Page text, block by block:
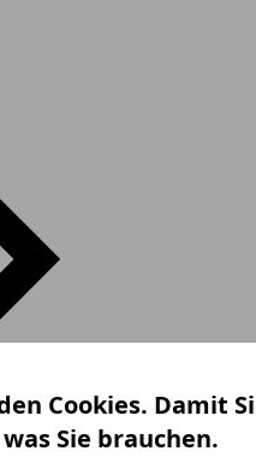
Cookies. Damit
was Sie brauchen.